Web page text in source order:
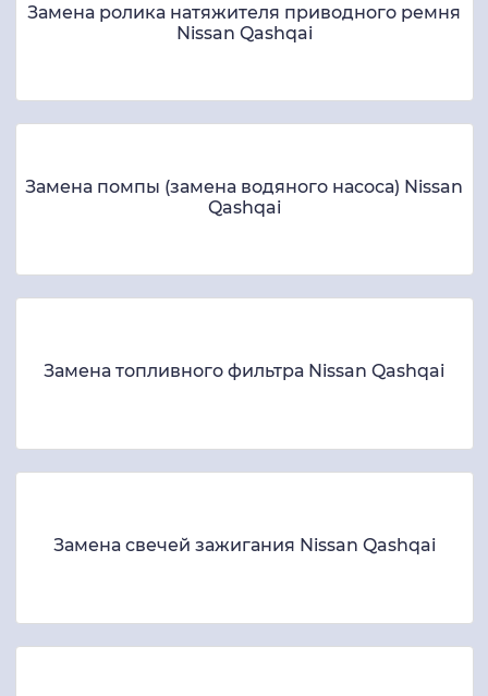
Замена ролика натяжителя приводного ремня
Nissan Qashqai
Замена помпы (замена водяного насоса) Nissan
Qashqai
Замена топливного фильтра Nissan Qashqai
Замена свечей зажигания Nissan Qashqai